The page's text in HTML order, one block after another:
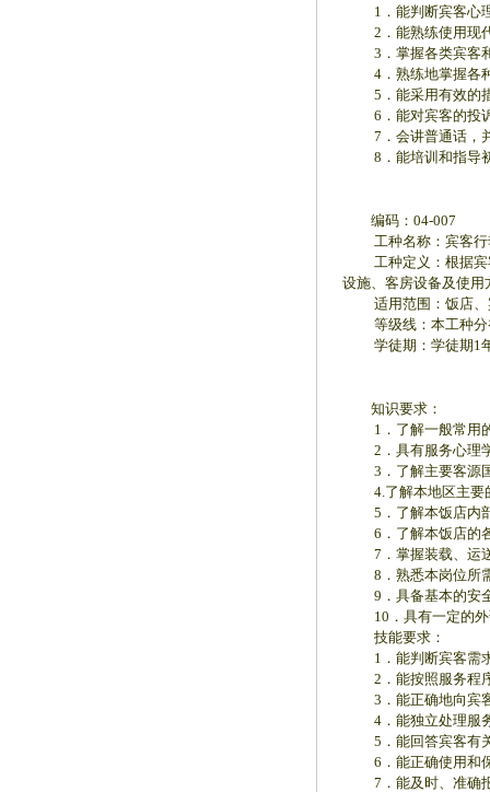
1．能判断宾客心理
2．能熟练使用现代
3．掌握各类宾客和
4．熟练地掌握各种
5．能采用有效的措
6．能对宾客的投诉
7．会讲普通话，并
8．能培训和指导
编码：04-007
工种名称：宾客行
工种定义：根据宾客
设施、客房设备及使用
适用范围：饭店、
等级线：本工种分
学徒期：学徒期1年
知识要求：
1．了解一般常用的
2．具有服务心理学
3．了解主要客源国
4.了解本地区主要的
5．了解本饭店内部
6．了解本饭店的各
7．掌握装载、运送
8．熟悉本岗位所需
9．具备基本的安全
10．具有一定的外
技能要求：
1．能判断宾客需求
2．能按照服务程序
3．能正确地向宾客
4．能独立处理服务
5．能回答宾客有关
6．能正确使用和保
7．能及时、准确报